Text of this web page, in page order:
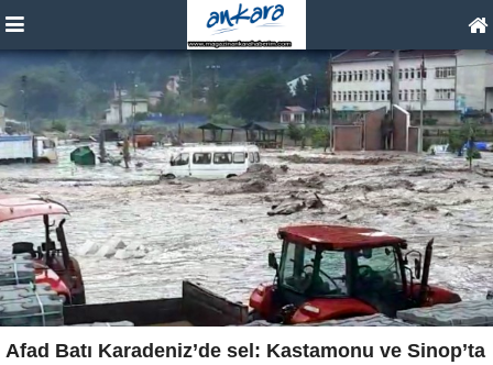
Afad Batı Karadeniz’de sel: Kastamonu ve Sinop’ta